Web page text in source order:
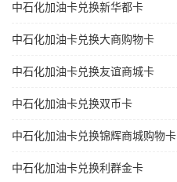
中石化加油卡兑换新华都卡
中石化加油卡兑换大商购物卡
中石化加油卡兑换友谊商城卡
中石化加油卡兑换双币卡
中石化加油卡兑换锦辉商城购物卡
中石化加油卡兑换利群金卡